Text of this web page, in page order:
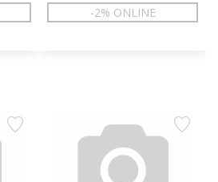
-2% ONLINE